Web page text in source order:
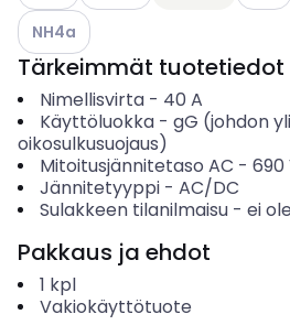
Katso käytettävissä olevat
NH4a
Tärkeimmät tuotetiedot
Nimellisvirta- 40 A
Käyttöluokka- gG (johdon
oikosulkusuojaus)
Mitoitusjännitetaso AC - 690
Jännitetyyppi- AC/DC
Sulakkeen tilanilmaisu- ei ole
Pakkaus ja ehdot
1 kpl
Vakiokäyttötuote